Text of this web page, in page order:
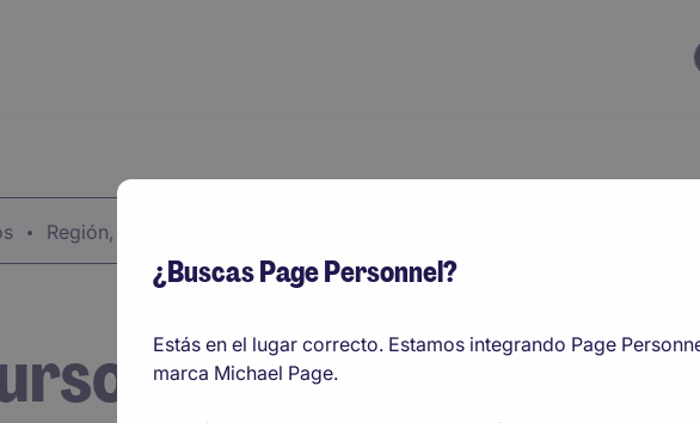
Región, Código Postal O Ciudad
Humanos
¿Buscas Page Personnel?
Estás en el lugar correcto. Estamos integrando Page
marca Michael Page.